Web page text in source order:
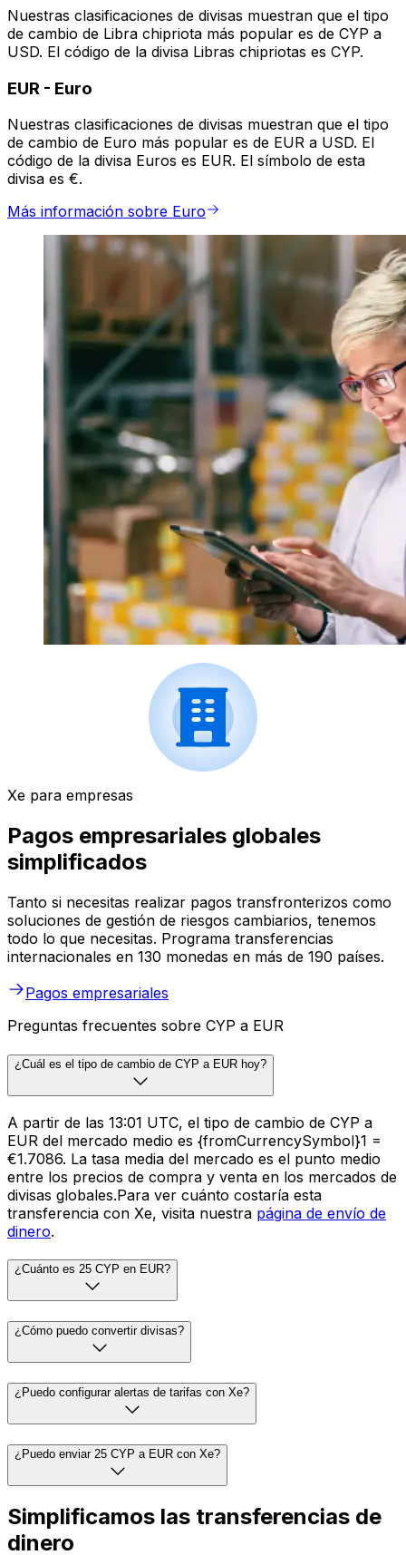
Nuestras clasificaciones de divisas muestran que el tipo
de cambio de Libra chipriota más popular es de CYP a
USD. El código de la divisa Libras chipriotas es CYP.
EUR - Euro
Nuestras clasificaciones de divisas muestran que el tipo
de cambio de Euro más popular es de EUR a USD. El
código de la divisa Euros es EUR. El símbolo de esta
divisa es €.
Más información sobre Euro
Xe para empresas
Pagos empresariales globales
simplificados
Tanto si necesitas realizar pagos transfronterizos como
soluciones de gestión de riesgos cambiarios, tenemos
todo lo que necesitas. Programa transferencias
internacionales en 130 monedas en más de 190 países.
Pagos empresariales
Preguntas frecuentes sobre CYP a EUR
¿Cuál es el tipo de cambio de CYP a EUR hoy?
A partir de las 13:01 UTC, el tipo de cambio de CYP a
EUR del mercado medio es {fromCurrencySymbol}1 =
€1.7086. La tasa media del mercado es el punto medio
entre los precios de compra y venta en los mercados de
divisas globales.Para ver cuánto costaría esta
transferencia con Xe, visita nuestra página de envío de
dinero.
¿Cuánto es 25 CYP en EUR?
¿Cómo puedo convertir divisas?
¿Puedo configurar alertas de tarifas con Xe?
¿Puedo enviar 25 CYP a EUR con Xe?
Simplificamos las transferencias de
dinero